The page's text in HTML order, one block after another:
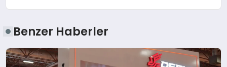
Benzer Haberler